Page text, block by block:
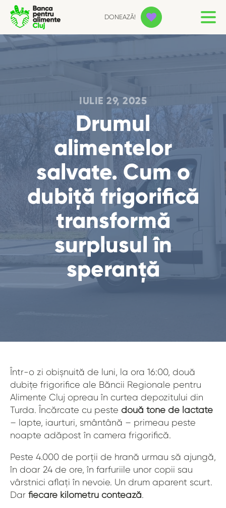
DONEAZĂ!
IULIE 29, 2025
Drumul
alimentelor
salvate. Cum o
dubiță frigorifică
transformă
surplusul în
speranță
Într-o zi obișnuită de luni, la ora 16:00, două
dubițe frigorifice ale Băncii Regionale pentru
Alimente Cluj opreau în curtea depozitului din
Turda. Încărcate cu peste două tone de lactate
– lapte, iaurturi, smântână – primeau peste
noapte adăpost în camera frigorifică.
Peste 4.000 de porții de hrană urmau să ajungă,
în doar 24 de ore, în farfuriile unor copii sau
vârstnici aflați în nevoie. Un drum aparent scurt.
Dar fiecare kilometru contează.